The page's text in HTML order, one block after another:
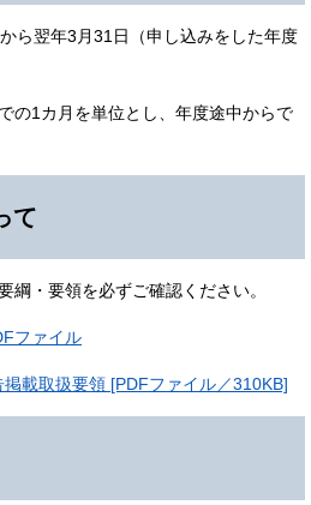
ら翌年3月31日（申し込みをした年度
の1カ月を単位とし、年度途中からで
て
綱・要領を必ずご確認ください。
ファイル
載取扱要領 [PDFファイル／310KB]